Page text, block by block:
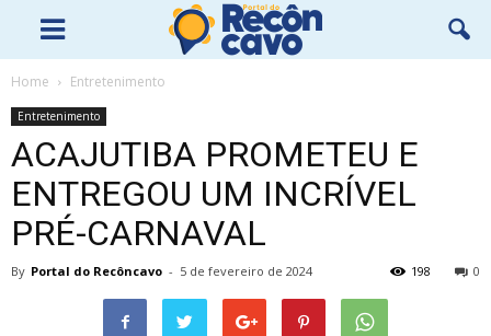
Home Entretenimento
Entretenimento
ACAJUTIBA PROMETEU E
ENTREGOU UM INCRÍVEL
PRÉ-CARNAVAL
By Portal do Recôncavo - 5 de fevereiro de 2024 0
198